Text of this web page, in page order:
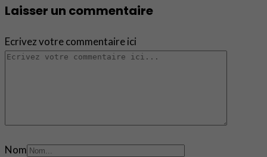
Laisser un commentaire
Ecrivez votre commentaire ici
Nom